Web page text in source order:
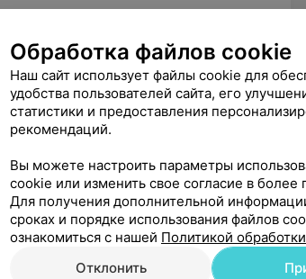
медицинский институт
по онкологии, БелМАПО
лечение больных злокачественными
в очной форме, отделение
г. Минск
клинической онкологии», БелМАПО
в очной форме, отделение
г. Минск
Обработка файлов cookie
Наш сайт использует файлы cookie для
удобства пользователей сайта, его
статистики и предоставления
рекомендаций.
Вы можете настроить параметры
cookie или изменить свое согласие в более
Для получения дополнительной
сроках и порядке использования файлов
ознакомиться с нашей Политикой
Отклонить